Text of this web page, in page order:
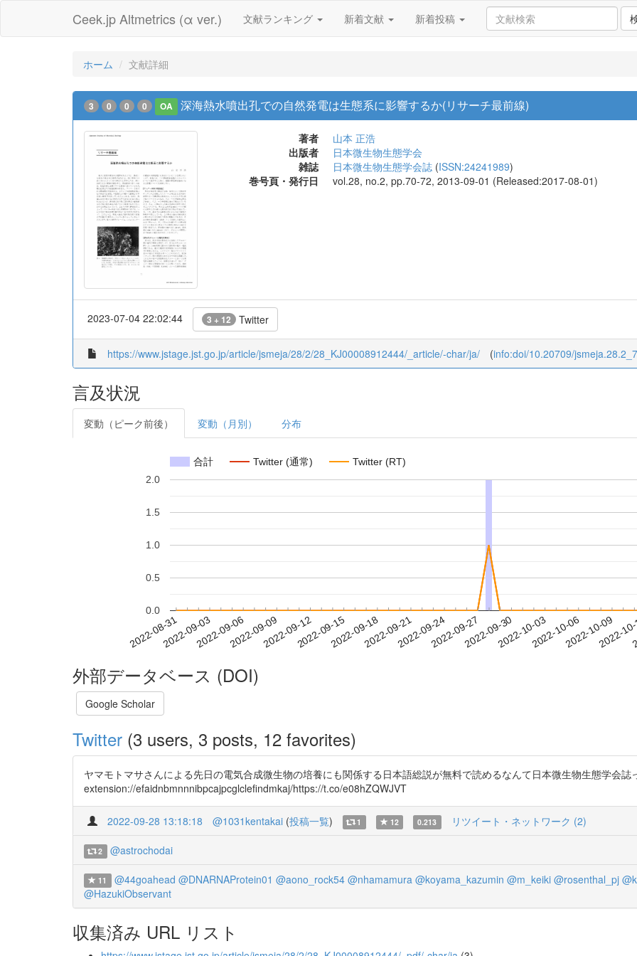
Ceek.jp Altmetrics (α ver.) 文献ランキング 新着文献 新着投稿
ホーム 文献詳細
3 0 0 0 OA 深海熱水噴出孔での自然発電は生態系に影響するか(リサーチ最前線)
著者
山本 正浩
出版者
日本微生物生態学会
雑誌
日本微生物生態学会誌 (ISSN:24241989)
巻号頁・発行日
vol.28, no.2, pp.70-72, 2013-09-01 (Released:2017-08-01)
2023-07-04 22:02:44 3 + 12 Twitter
https://www.jstage.jst.go.jp/article/jsmeja/28/2/28_KJ00008912444/_article/-char/ja/ (info:doi/10.20709/
言及状況
変動（ピーク前後） 変動（月別） 分布
合計 Twitter (通常) Twitter (RT)
2022-08-312022-09-032022-09-062022-09-092022-09-122022-09-152022-09-182022-09-212022-09-242022-09-272022-09-302022-10-032022-10-062022-10-09
2022-
0.0
0.5
1.0
1.5
2.0
外部データベース (DOI)
Google Scholar
Twitter (3 users, 3 posts, 12 favorites)
ヤマモトマサさんによる先日の電気合成微生物の培養にも関係する日本語総説が無料で読めるなんて日本微生物生態学会
extension://efaidnbmnnnibpcajpcglclefindmkaj/https://t.co/e08hZQWJVT
2022-09-28 13:18:18 @1031kentakai (投稿一覧) 1 12 0.213 リツイート・ネットワーク (2)
2 @astrochodai
11 @44goahead @DNARNAProtein01 @aono_rock54 @nhamamura @koyama_kazumin @m_keiki @rosenthal_pj
@HazukiObservant
収集済み URL リスト